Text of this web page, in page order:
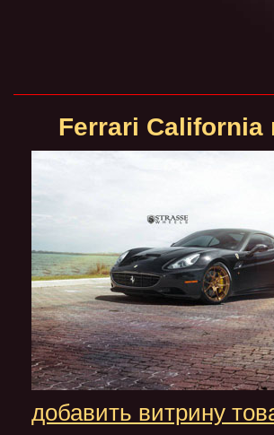
Ferrari California
добавить витрину